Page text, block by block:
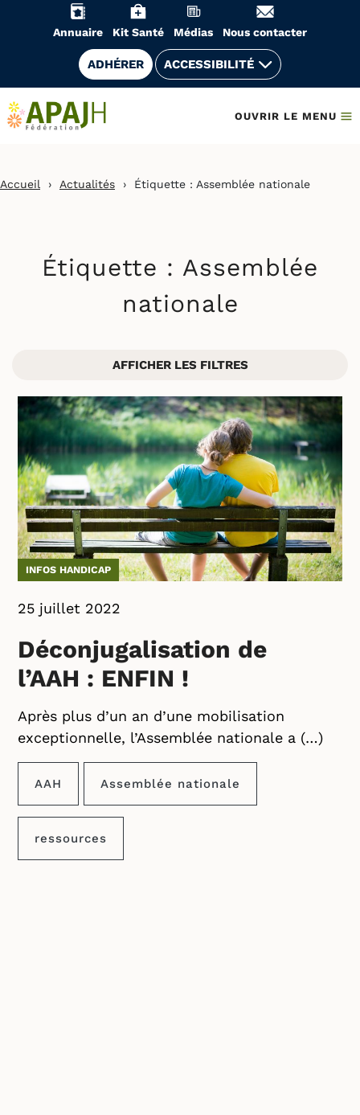
Annuaire Kit Santé Médias Nous contacter
ADHÉRER ACCESSIBILITÉ
OUVRIR LE MENU
Accueil › Actualités › Étiquette : Assemblée nationale
Étiquette : Assemblée
nationale
AFFICHER LES FILTRES
INFOS HANDICAP
25 juillet 2022
Déconjugalisation de
l’AAH : ENFIN !
Après plus d’un an d’une mobilisation
exceptionnelle, l’Assemblée nationale a (…)
AAH Assemblée nationale
ressources